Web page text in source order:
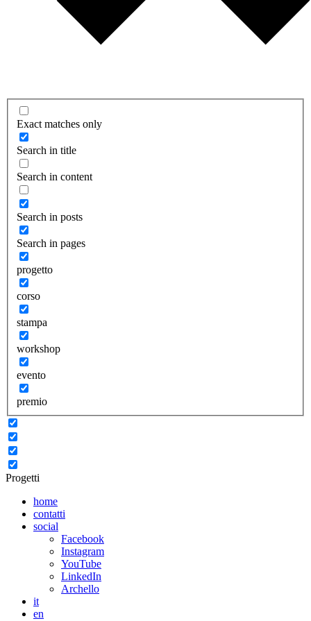
Exact matches only
Search in title
Search in content
Search in posts
Search in pages
progetto
corso
stampa
workshop
evento
premio
Progetti
home
contatti
social
Facebook
Instagram
YouTube
LinkedIn
Archello
it
en